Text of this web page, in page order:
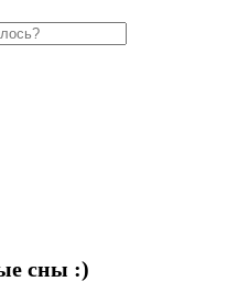
сны :)